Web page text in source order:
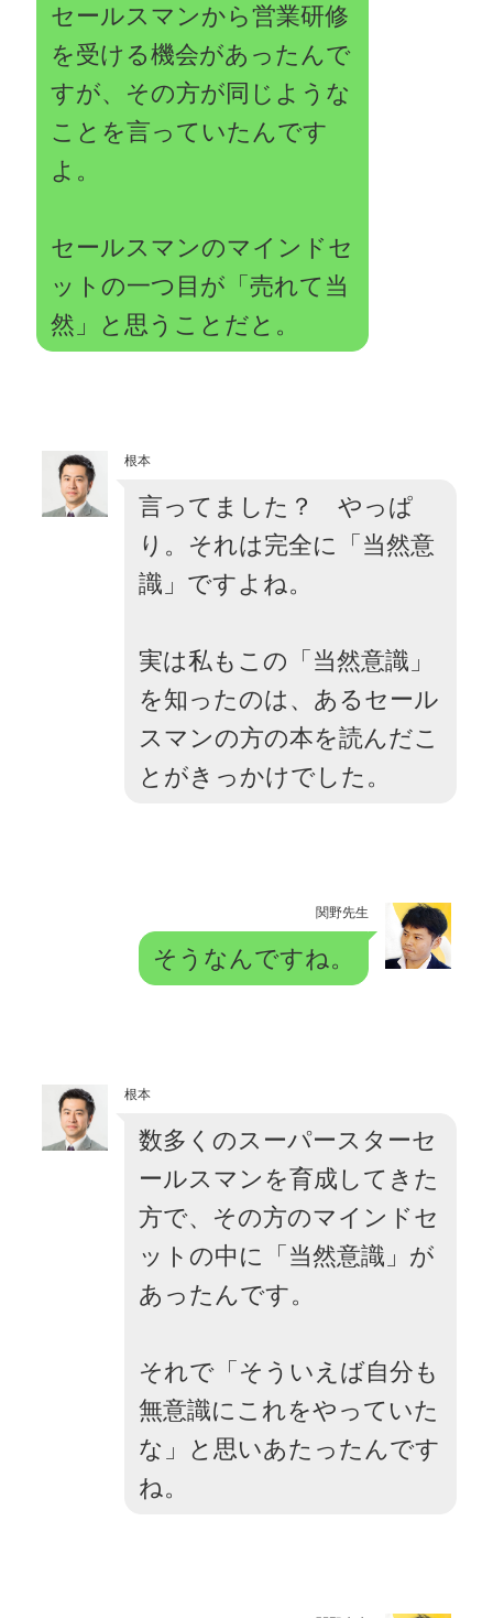
セールスマンから営業研修
を受ける機会があったんで
すが、その方が同じような
ことを言っていたんです
よ。
セールスマンのマインドセ
ットの一つ目が「売れて当
然」と思うことだと。
根本
言ってました？ やっぱ
り。それは完全に「当然意
識」ですよね。
実は私もこの「当然意識」
を知ったのは、あるセール
スマンの方の本を読んだこ
とがきっかけでした。
関野先生
そうなんですね。
根本
数多くのスーパースターセ
ールスマンを育成してきた
方で、その方のマインドセ
ットの中に「当然意識」が
あったんです。
それで「そういえば自分も
無意識にこれをやっていた
な」と思いあたったんです
ね。